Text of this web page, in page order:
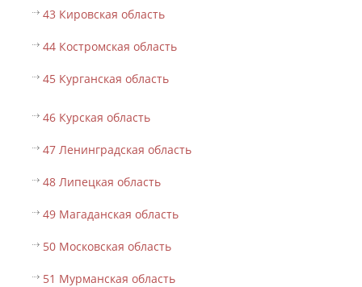
43 Кировская область
44 Костромская область
45 Курганская область
46 Курская область
47 Ленинградская область
48 Липецкая область
49 Магаданская область
50 Московская область
51 Мурманская область